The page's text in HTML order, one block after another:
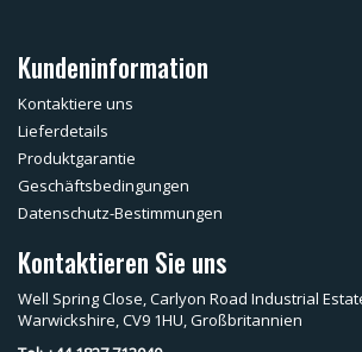
Kundeninformation
Kontaktiere uns
Lieferdetails
Produktgarantie
Geschäftsbedingungen
Datenschutz-Bestimmungen
Kontaktieren Sie uns
Well Spring Close, Carlyon Road Industrial
Warwickshire, CV9 1HU, Großbritannien